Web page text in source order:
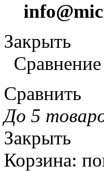
Закрыть
Сравнение
Сравнить
До 5
Закрыть
Корзина: